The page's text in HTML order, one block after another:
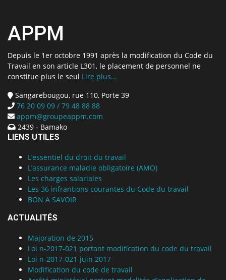
APPM
Depuis le 1er octobre 1991 après la modification du Code du
Travail en son article L301, le placement de personnel ne
constitue plus le seul Lire plus...
Sangarebougou, rue 110, Porte 39
76 20 09 09 / 79 48 88 88
appm@groupeappm.com
2439 - Bamako
LIENS UTILES
L’essentiel du droit du travail
L’assurance maladie obligatoire (AMO)
Les charges salariales
Les 36 infrantions courantes du Code du travail
BON A SAVOIR
ACTUALITÉS
Majoration de 2015
Loi n-2017-021 portant modification du code du travail
Loi n-2017-021-juin 2017
Modification du code de travail